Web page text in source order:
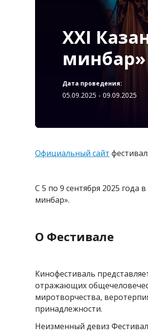
XXI
минбар»
Дата проведения:
05.09.2025 - 09.09.2025
Официальный сайт
С 5 по 9 сентября 2025
минбар».
О Фестивале
Кинофестиваль
отражающих
миротворчества,
принадлежности.
Неизменный девиз